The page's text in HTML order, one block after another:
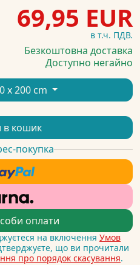
69,95 EUR
в т.ч. ПДВ.
Безкоштовна доставка
Доступно негайно
x 200 cm
в кошик
покупка
оплати
на включення Умов
що ви прочитали
про порядок скасування.